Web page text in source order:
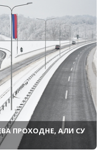
ПРОХОДНЕ, АЛИ СУ